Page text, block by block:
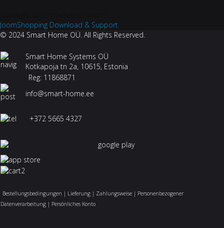
JoomShopping Download & Support
© 2024 Smart Home OÜ. All Rights Reserved.
Smart Home Systems OÜ
Kotkapoja tn 2a, 10615, Estonia
Reg: 11868871
info@smart-home.ee
+372 5665 4327
Bestellungsbedingungen | Lieferung | Zahlungsweise | Personenbezogener
Datenverarbeitung | Persönliches Konto